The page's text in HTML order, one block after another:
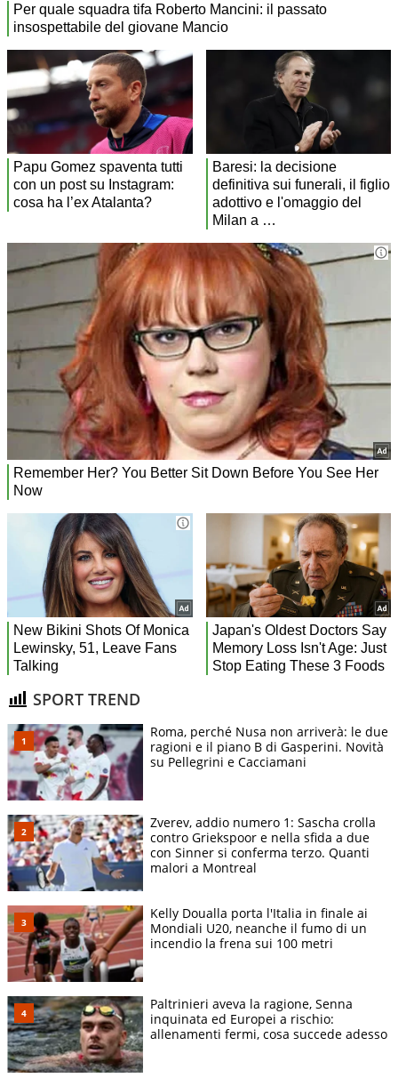
SPORT TREND
Roma, perché Nusa non arriverà: le due
ragioni e il piano B di Gasperini. Novità
su Pellegrini e Cacciamani
Zverev, addio numero 1: Sascha crolla
contro Griekspoor e nella sfida a due
con Sinner si conferma terzo. Quanti
malori a Montreal
Kelly Doualla porta l'Italia in finale ai
Mondiali U20, neanche il fumo di un
incendio la frena sui 100 metri
Paltrinieri aveva la ragione, Senna
inquinata ed Europei a rischio:
allenamenti fermi, cosa succede adesso